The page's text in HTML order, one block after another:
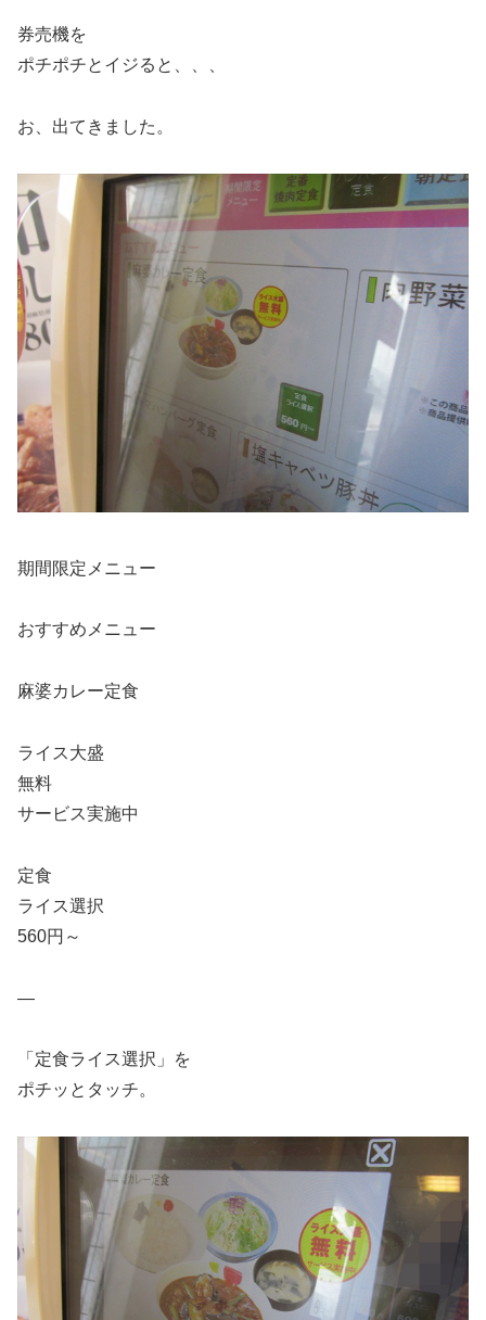
券売機を
ポチポチとイジると、、、
お、出てきました。
期間限定メニュー
おすすめメニュー
麻婆カレー定食
ライス大盛
無料
サービス実施中
定食
ライス選択
560円～
—
「定食ライス選択」を
ポチッとタッチ。